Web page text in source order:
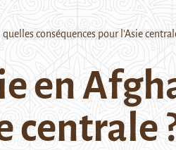
conséquences pour l’Asie
en
centrale